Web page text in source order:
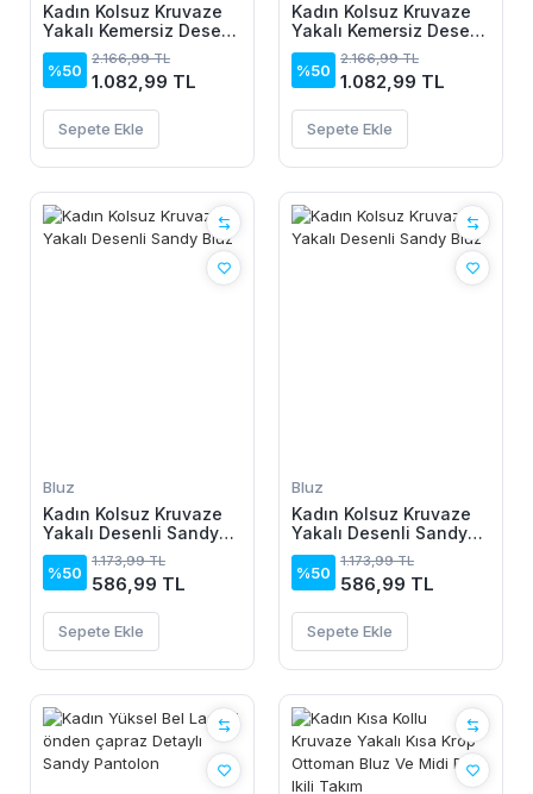
Kadın Kolsuz Kruvaze
Yakalı Kemersiz Desenli
Uzun Süprem Elbise
%50
2.166,99 TL
1.082,99 TL
Sepete Ekle
Kadın Kolsuz Kruvaze
Yakalı Kemersiz Desenli
Uzun Süprem Elbise
%50
2.166,99 TL
1.082,99 TL
Sepete Ekle
Bluz
Kadın Kolsuz Kruvaze
Yakalı Desenli Sandy
Bluz
%50
1.173,99 TL
586,99 TL
Sepete Ekle
Bluz
Kadın Kolsuz Kruvaze
Yakalı Desenli Sandy
Bluz
%50
1.173,99 TL
586,99 TL
Sepete Ekle